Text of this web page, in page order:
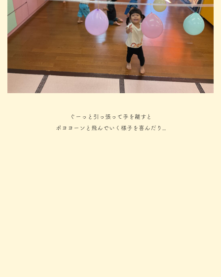
ぐーっと引っ張って手を離すと
ポヨヨーンと飛んでいく様子を喜んだり…